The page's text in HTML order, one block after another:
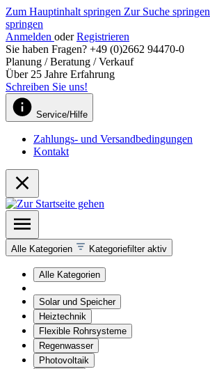
Zum Hauptinhalt springen Zur Suche springen
springen
Anmelden oder Registrieren
Sie haben Fragen? +49 (0)2662 94470-0
Planung / Beratung / Verkauf
Über 25 Jahre Erfahrung
Schreiben Sie uns!
Service/Hilfe
Zahlungs- und Versandbedingungen
Kontakt
Alle Kategorien Kategoriefilter aktiv
Alle Kategorien
Solar und Speicher
Heiztechnik
Flexible Rohrsysteme
Regenwasser
Photovoltaik